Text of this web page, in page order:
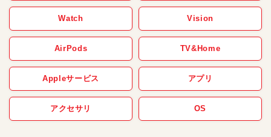
Watch Vision
AirPods TV&Home
Appleサービス アプリ
アクセサリ OS